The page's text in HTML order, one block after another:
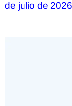
de julio de 2026